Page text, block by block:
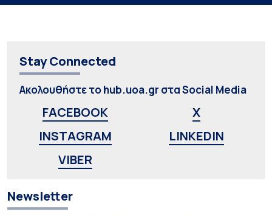
Stay Connected
Ακολουθήστε το hub.uoa.gr στα Social Media
FACEBOOK
X
INSTAGRAM
LINKEDIN
VIBER
Newsletter